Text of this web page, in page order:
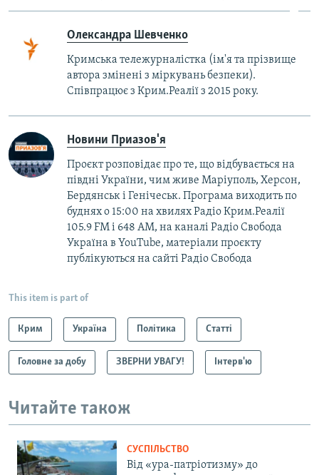
Олександра Шевченко
Кримська тележурналістка (ім'я та прізвище
автора змінені з міркувань безпеки).
Співпрацює з Крим.Реалії з 2015 року.
Новини Приазов'я
Проєкт розповідає про те, що відбувається на
півдні України, чим живе Маріуполь, Херсон,
Бердянськ і Генічеськ. Програма виходить по
буднях о 15:00 на хвилях Радіо Крим.Реалії
105.9 FM і 648 АМ, на каналі Радіо Свобода
Україна в YouTube, матеріали проєкту
публікуються на сайті Радіо Свобода
This item is part of
Крим Україна Політика Статті
Головне за добу ЗВЕРНИ УВАГУ! Інтерв'ю
Читайте також
СУСПІЛЬСТВО
Від «ура-патріотизму» до